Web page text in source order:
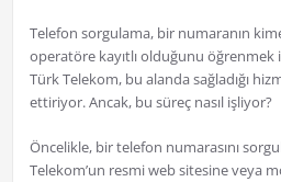
Telefon sorgulama, bir numaranın
operatöre kayıtlı olduğunu
Türk Telekom, bu alanda sağladığı
ettiriyor. Ancak, bu süreç nasıl işliyor?
Öncelikle, bir telefon numarasını
Telekom’un resmi web sitesine veya